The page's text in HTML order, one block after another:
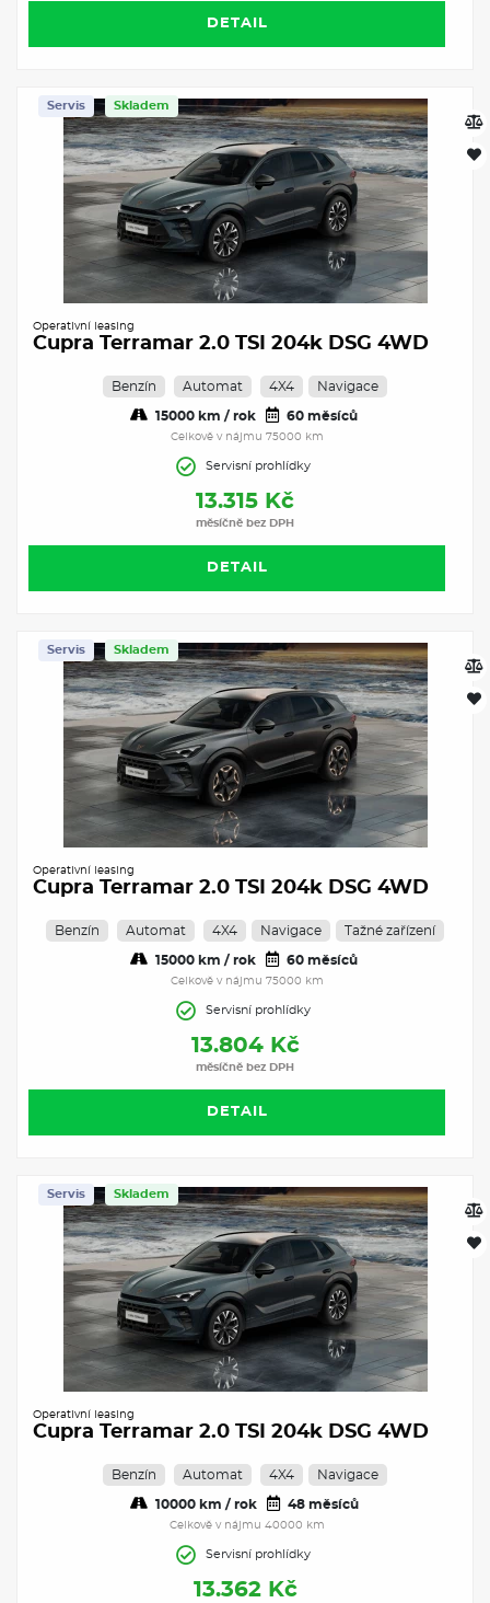
DETAIL
Skladem
Servis
Operativní leasing
Cupra Terramar 2.0 TSI 204k DSG 4WD
Benzín Automat 4X4 Navigace
15000 km / rok 60 měsíců
Celkově v nájmu 75000 km
Servisní prohlídky
13.315 Kč
měsíčně bez DPH
DETAIL
Skladem
Servis
Operativní leasing
Cupra Terramar 2.0 TSI 204k DSG 4WD
Benzín Automat 4X4 Navigace Tažné zařízení
15000 km / rok 60 měsíců
Celkově v nájmu 75000 km
Servisní prohlídky
13.804 Kč
měsíčně bez DPH
DETAIL
Skladem
Servis
Operativní leasing
Cupra Terramar 2.0 TSI 204k DSG 4WD
Benzín Automat 4X4 Navigace
10000 km / rok 48 měsíců
Celkově v nájmu 40000 km
Servisní prohlídky
13.362 Kč